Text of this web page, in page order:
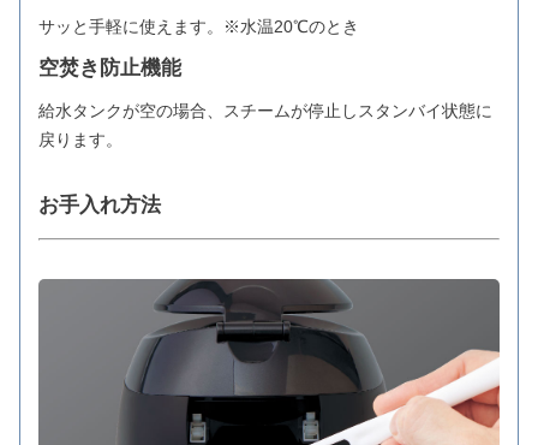
サッと手軽に使えます。※水温20℃のとき
空焚き防止機能
給水タンクが空の場合、スチームが停止しスタンバイ状態に
戻ります。
お手入れ方法